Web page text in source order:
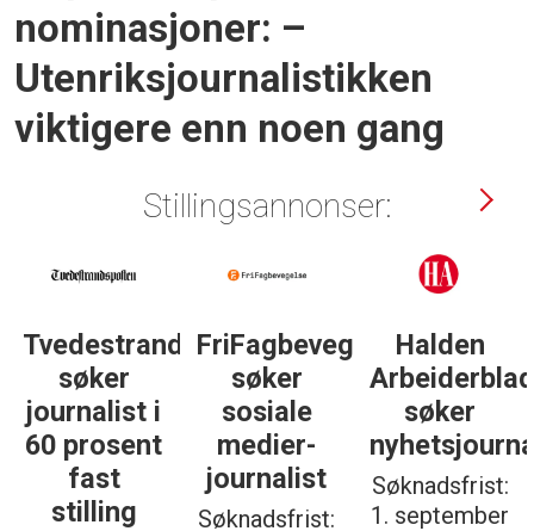
nominasjoner: –
Utenriksjournalistikken
viktigere enn noen gang
Stillingsannonser:
Halden
Arbeiderblad
søker
nyhetsjournalist
Søknadsfrist:
1. september
Støttegruppa
25. juni
søker
journalist
Søknadsfrist:
19. august
Journalist
med teft
for
digitale
spor? Bli
med på å